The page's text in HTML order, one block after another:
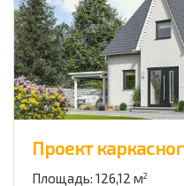
Проект
Площадь: 126,12 м2